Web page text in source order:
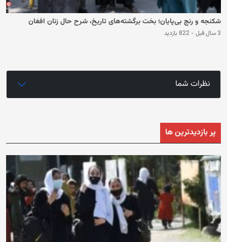
شکنجه‌‌ و رنج بی‌پایان؛ بخت برگشته‌های تاریخ، شرح حال زنان افغان
3 سال قبل - 822 بازدید
نظرات شما
پر بازدیدترین ها